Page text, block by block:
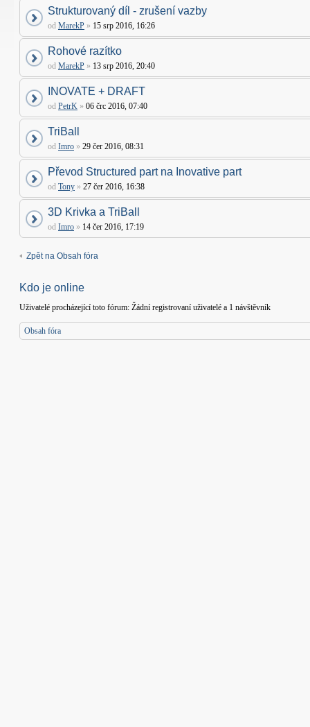
Strukturovaný díl - zrušení vazby
od MarekP » 15 srp 2016, 16:26
Rohové razítko
od MarekP » 13 srp 2016, 20:40
INOVATE + DRAFT
od PetrK » 06 črc 2016, 07:40
TriBall
od Imro » 29 čer 2016, 08:31
Převod Structured part na Inovative part
od Tony » 27 čer 2016, 16:38
3D Krivka a TriBall
od Imro » 14 čer 2016, 17:19
Zpět na Obsah fóra
Kdo je online
Uživatelé procházející toto fórum: Žádní registrovaní uživatelé a 1 návštěvník
Obsah fóra